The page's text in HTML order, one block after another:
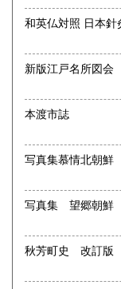
学術書・趣味サブ
しております。出
(これらの種類の
ます)
取り扱い分野
哲学宗教、歴史
文、外国文学、古
他）
本渡市誌